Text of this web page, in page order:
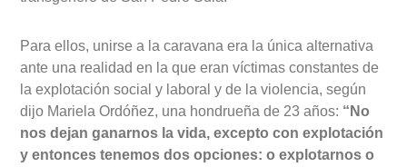
Para ellos, unirse a la caravana era la única alternativa
ante una realidad en la que eran víctimas constantes de
la explotación social y laboral y de la violencia, según
dijo Mariela Ordóñez, una hondrueña de 23 años: “No
nos dejan ganarnos la vida, excepto con explotación
y entonces tenemos dos opciones: o explotarnos o